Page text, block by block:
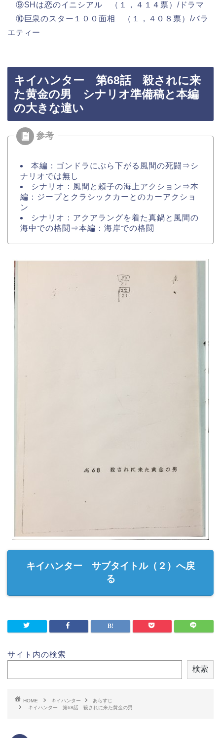
⑨SHは恋のイニシアル （１，４１４票）/ドラマ
⑩巨泉のスター１００面相 （１，４０８票）/バラ
エティー
キイハンター 第68話 殺されに来
た黄金の男 シナリオ準備稿と本編
の大きな違い
本編：ゴンドラにぶら下がる風間の死闘⇒シ
ナリオでは無し
シナリオ：風間と頼子の海上アクション⇒本
編：ジープとクラシックカーとのカーアクショ
ン
シナリオ：アクアラングを着た真鍋と風間の
海中での格闘⇒本編：海岸での格闘
キイハンター サブタイトル（２）へ戻
る
サイト内の検索
検索
HOME キイハンター
あらすじ
キイハンター 第68話 殺されに来た黄金の男